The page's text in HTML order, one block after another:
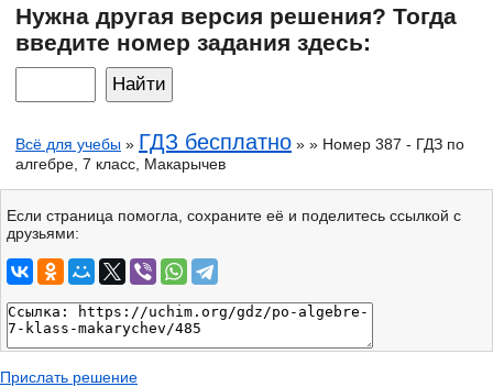
Нужна другая версия решения? Тогда
введите номер задания здесь:
Всё для учебы » ГДЗ бесплатно » » Номер 387 - ГДЗ по
алгебре, 7 класс, Макарычев
Если страница помогла, сохраните её и поделитесь ссылкой с
друзьями:
Прислать решение